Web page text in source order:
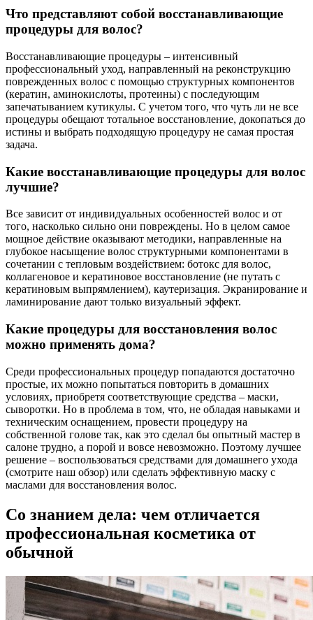
Что представляют собой восстанавливающие
процедуры для волос?
Восстанавливающие процедуры – интенсивный
профессиональный уход, направленный на реконструкцию
поврежденных волос с помощью структурных компонентов
(кератин, аминокислоты, протеины) с последующим
запечатыванием кутикулы. С учетом того, что чуть ли не все
процедуры обещают тотальное восстановление, докопаться до
истины и выбрать подходящую процедуру не самая простая
задача.
Какие восстанавливающие процедуры для волос
лучшие?
Все зависит от индивидуальных особенностей волос и от
того, насколько сильно они повреждены. Но в целом самое
мощное действие оказывают методики, направленные на
глубокое насыщение волос структурными компонентами в
сочетании с тепловым воздействием: ботокс для волос,
коллагеновое и кератиновое восстановление (не путать с
кератиновым выпрямлением), каутеризация. Экранирование и
ламинирование дают только визуальный эффект.
Какие процедуры для восстановления волос
можно применять дома?
Среди профессиональных процедур попадаются достаточно
простые, их можно попытаться повторить в домашних
условиях, приобретя соответствующие средства – маски,
сыворотки. Но в проблема в том, что, не обладая навыками и
техническим оснащением, провести процедуру на
собственной голове так, как это сделал бы опытный мастер в
салоне трудно, а порой и вовсе невозможно. Поэтому лучшее
решение – воспользоваться средствами для домашнего ухода
(смотрите наш обзор) или сделать эффективную маску с
маслами для восстановления волос.
Со знанием дела: чем отличается
профессиональная косметика от
обычной